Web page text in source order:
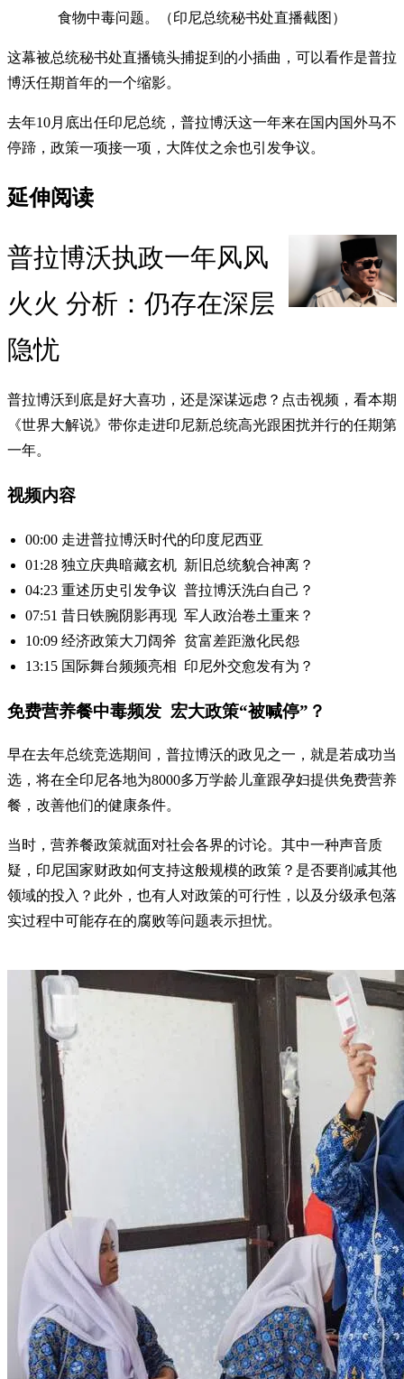
食物中毒问题。（印尼总统秘书处直播截图）
这幕被总统秘书处直播镜头捕捉到的小插曲，可以看作是普拉
博沃任期首年的一个缩影。
去年10月底出任印尼总统，普拉博沃这一年来在国内国外马不
停蹄，政策一项接一项，大阵仗之余也引发争议。
延伸阅读
普拉博沃执政一年风风
火火 分析：仍存在深层
隐忧
普拉博沃到底是好大喜功，还是深谋远虑？点击视频，看本期
《世界大解说》带你走进印尼新总统高光跟困扰并行的任期第
一年。
视频内容
00:00 走进普拉博沃时代的印度尼西亚
01:28 独立庆典暗藏玄机 新旧总统貌合神离？
04:23 重述历史引发争议 普拉博沃洗白自己？
07:51 昔日铁腕阴影再现 军人政治卷土重来？
10:09 经济政策大刀阔斧 贫富差距激化民怨
13:15 国际舞台频频亮相 印尼外交愈发有为？
免费营养餐中毒频发 宏大政策“被喊停”？
早在去年总统竞选期间，普拉博沃的政见之一，就是若成功当
选，将在全印尼各地为8000多万学龄儿童跟孕妇提供免费营养
餐，改善他们的健康条件。
当时，营养餐政策就面对社会各界的讨论。其中一种声音质
疑，印尼国家财政如何支持这般规模的政策？是否要削减其他
领域的投入？此外，也有人对政策的可行性，以及分级承包落
实过程中可能存在的腐败等问题表示担忧。